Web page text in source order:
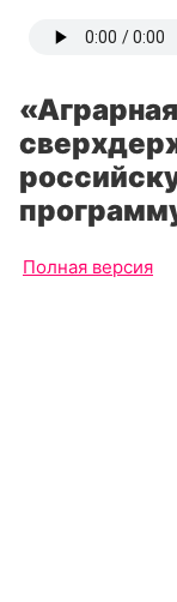
Полная версия